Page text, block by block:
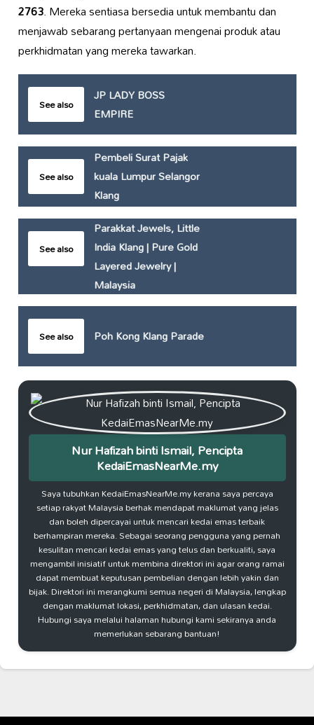
2763. Mereka sentiasa bersedia untuk membantu dan
menjawab sebarang pertanyaan mengenai produk atau
perkhidmatan yang mereka tawarkan.
See also
JP LADY BOSS
EMPIRE
See also
Pembeli Surat Pajak
kuala Lumpur Selangor
Klang
See also
Parakkat Jewels, Little
India Klang | Pure Gold
Layered Jewelry |
Malaysia
See also Poh Kong Klang Parade
Nur Hafizah binti Ismail, Pencipta
KedaiEmasNearMe.my
Saya tubuhkan KedaiEmasNearMe.my kerana saya percaya
setiap rakyat Malaysia berhak mendapat maklumat yang jelas
dan boleh dipercayai untuk mencari kedai emas terbaik
berhampiran mereka. Sebagai seorang pengguna yang pernah
kesulitan mencari kedai emas yang telus dan berkualiti, saya
mengambil inisiatif untuk membina direktori ini agar orang ramai
dapat membuat keputusan pembelian dengan lebih yakin dan
bijak. Direktori ini merangkumi semua negeri di Malaysia, lengkap
dengan maklumat lokasi, perkhidmatan, dan ulasan kedai.
Hubungi saya melalui halaman hubungi kami sekiranya anda
memerlukan sebarang bantuan!